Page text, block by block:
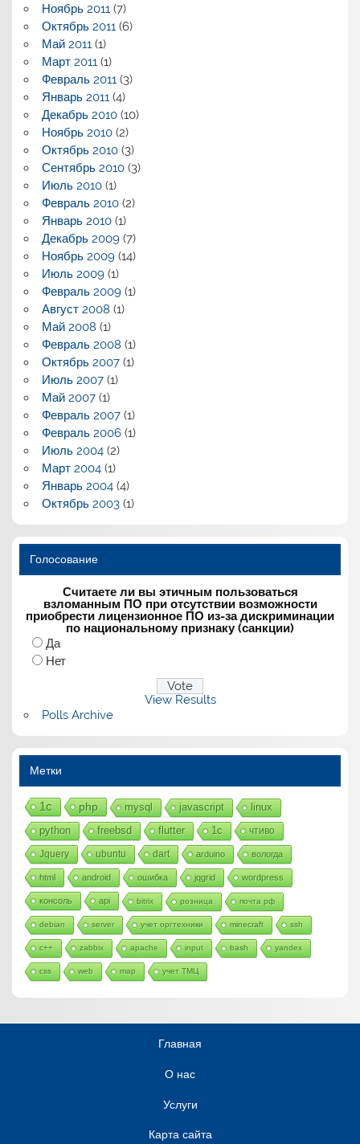
Ноябрь 2011(7)
Октябрь 2011(6)
Май 2011(1)
Март 2011(1)
Февраль 2011(3)
Январь 2011(4)
Декабрь 2010(10)
Ноябрь 2010(2)
Октябрь 2010(3)
Сентябрь 2010(3)
Июль 2010(1)
Февраль 2010(2)
Январь 2010(1)
Декабрь 2009(7)
Ноябрь 2009(14)
Июль 2009(1)
Февраль 2009(1)
Август 2008 (1)
Май 2008 (1)
Февраль 2008 (1)
Октябрь 2007(1)
Июль 2007(1)
Май 2007(1)
Февраль 2007(1)
Февраль 2006(1)
Июль 2004(2)
Март 2004(1)
Январь 2004(4)
Октябрь 2003(1)
Голосование
Считаете ли вы этичным пользоваться
взломанным ПО при отсутствии возможности
приобрести лицензионное ПО из-за дискриминации
по национальному признаку (санкции)
Да
Нет
View Results
Polls Archive
Метки
1с php mysql javascript linux
python freebsd flutter 1c чтиво
Jquery ubuntu dart arduino вологда
html android ошибка jqgrid wordpress
консоль api bitrix розница почта рф
debian server учет оргтехники minecraft ssh
c++ zabbix apache input bash yandex
css web map учет ТМЦ
Главная
О нас
Услуги
Карта сайта